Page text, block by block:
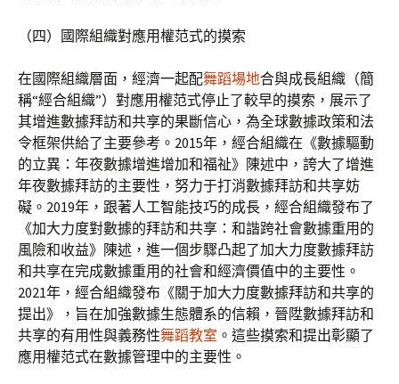
（四）國際組織對應用權范式的摸索
在國際組織層面，經濟一起配舞蹈場地合與成長組織（簡
稱“經合組織”）對應用權范式停止了較早的摸索，展示了
其增進數據拜訪和共享的果斷信心，為全球數據政策和法
令框架供給了主要參考。2015年，經合組織在《數據驅動
的立異：年夜數據增進增加和福祉》陳述中，誇大了增進
年夜數據拜訪的主要性，努力于打消數據拜訪和共享妨
礙。2019年，跟著人工智能技巧的成長，經合組織發布了
《加大力度對數據的拜訪和共享：和諧跨社會數據重用的
風險和收益》陳述，進一個步驟凸起了加大力度數據拜訪
和共享在完成數據重用的社會和經濟價值中的主要性。
2021年，經合組織發布《關于加大力度數據拜訪和共享的
提出》，旨在加強數據生態體系的信賴，晉陞數據拜訪和
共享的有用性與義務性舞蹈教室 。這些摸索和提出彰顯了
應用權范式在數據管理中的主要性。